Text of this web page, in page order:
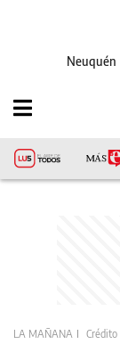
Neuquén
LA MAÑANA Crédito